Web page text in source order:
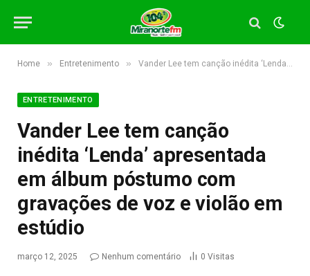
Home » Entretenimento » Vander Lee tem canção inédita ‘Lenda’ apresentada em álbum póstumo com gravações de voz e violão em estúdio
ENTRETENIMENTO
Vander Lee tem canção
inédita ‘Lenda’ apresentada
em álbum póstumo com
gravações de voz e violão em
estúdio
março 12, 2025 Nenhum comentário 0 Visitas